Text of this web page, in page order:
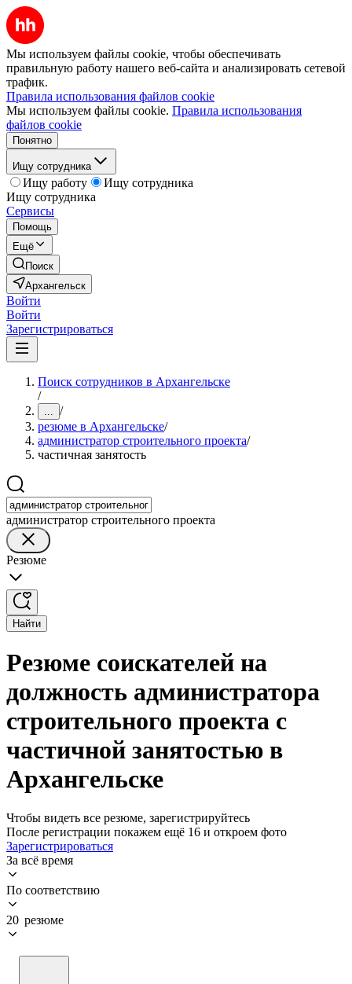
Мы используем файлы cookie, чтобы обеспечивать
правильную работу нашего веб-сайта и анализировать сетевой
трафик.
Правила использования файлов cookie
Мы используем файлы cookie. Правила использования
файлов cookie
Понятно
Ищу сотрудника
Ищу работу
Ищу сотрудника
Ищу сотрудника
Сервисы
Помощь
Ещё
Поиск
Архангельск
Войти
Войти
Зарегистрироваться
Поиск сотрудников в Архангельске
/
... /
резюме в Архангельске/
администратор строительного проекта/
частичная занятость
администратор строительного проекта
Резюме
Найти
Резюме соискателей на
должность администратора
строительного проекта с
частичной занятостью в
Архангельске
Чтобы видеть все резюме, зарегистрируйтесь
После регистрации покажем ещё 16 и откроем фото
Зарегистрироваться
За всё время
По соответствию
20 резюме